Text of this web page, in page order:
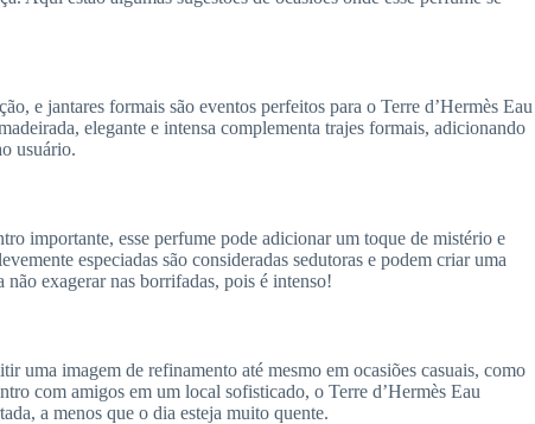
e jantares formais são eventos perfeitos para o Terre d’Hermès Eau
elegante e intensa complementa trajes formais, adicionando
usuário.
importante, esse perfume pode adicionar um toque de mistério e
especiadas são consideradas sedutoras e podem criar uma
exagerar nas borrifadas, pois é intenso!
uma imagem de refinamento até mesmo em ocasiões casuais, como
com amigos em um local sofisticado, o Terre d’Hermès Eau
a menos que o dia esteja muito quente.